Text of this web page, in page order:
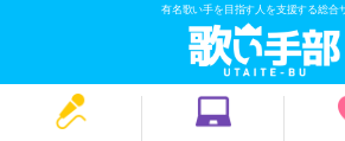
有名歌い手を目指す人を支援する総合